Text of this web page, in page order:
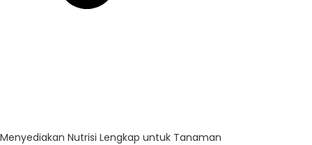
Menyediakan Nutrisi Lengkap untuk Tanaman